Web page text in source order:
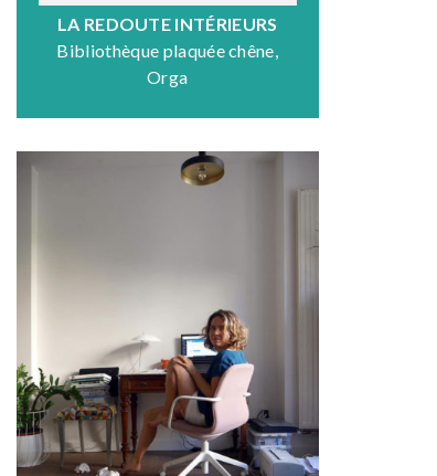
LA REDOUTE INTÉRIEURS
Bibliothèque plaquée chêne,
Orga